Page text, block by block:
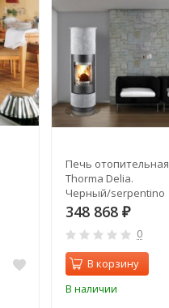
Печь отопительная
Thorma Delia.
Черный/serpentino
348 868 ₽
0
В корзину
В наличии